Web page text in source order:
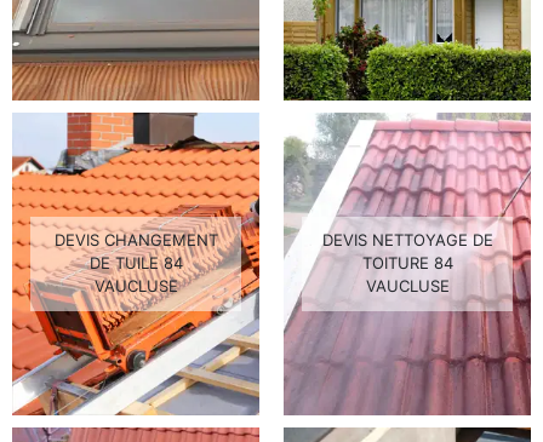
DEVIS CHANGEMENT
DE TUILE 84
VAUCLUSE
DEVIS NETTOYAGE DE
TOITURE 84
VAUCLUSE